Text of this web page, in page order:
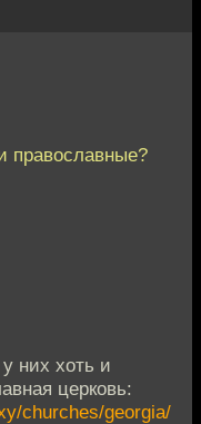
православные?
них хоть и
церковь:
churches/georgia/